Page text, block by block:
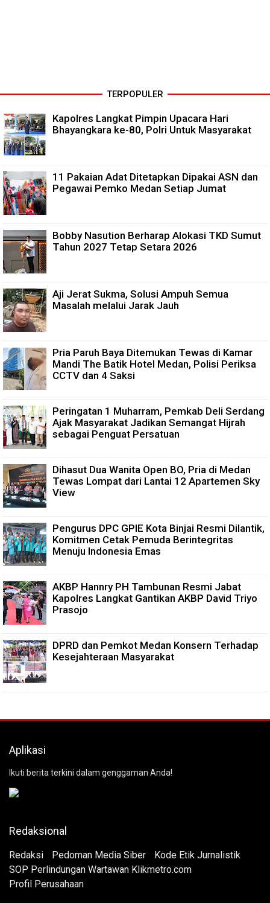
TERPOPULER
Kapolres Langkat Pimpin Upacara Hari
Bhayangkara ke-80, Polri Untuk Masyarakat
11 Pakaian Adat Ditetapkan Dipakai ASN dan
Pegawai Pemko Medan Setiap Jumat
Bobby Nasution Berharap Alokasi TKD Sumut
Tahun 2027 Tetap Setara 2026
Aji Jerat Sukma, Solusi Ampuh Semua
Masalah melalui Jarak Jauh
Pria Paruh Baya Ditemukan Tewas di Kamar
Mandi The Batik Hotel Medan, Polisi Periksa
CCTV dan 4 Saksi
Peringatan 1 Muharram, Pemkab Deli Serdang
Ajak Masyarakat Jadikan Semangat Hijrah
sebagai Penguat Persatuan
Dihasut Dua Wanita Open BO, Pria di Medan
Tewas Lompat dari Lantai 12 Apartemen Sky
View
Pengurus DPC GPIE Kota Binjai Resmi Dilantik,
Komitmen Cetak Pemuda Berintegritas
Menuju Indonesia Emas
AKBP Hannry PH Tambunan Resmi Jabat
Kapolres Langkat Gantikan AKBP David Triyo
Prasojo
DPRD dan Pemkot Medan Konsern Terhadap
Kesejahteraan Masyarakat
Aplikasi
Ikuti berita terkini dalam genggaman Anda!
Redaksional
Redaksi Pedoman Media Siber
Kode Etik Jurnalistik
SOP Perlindungan Wartawan Klikmetro.com
Profil Perusahaan